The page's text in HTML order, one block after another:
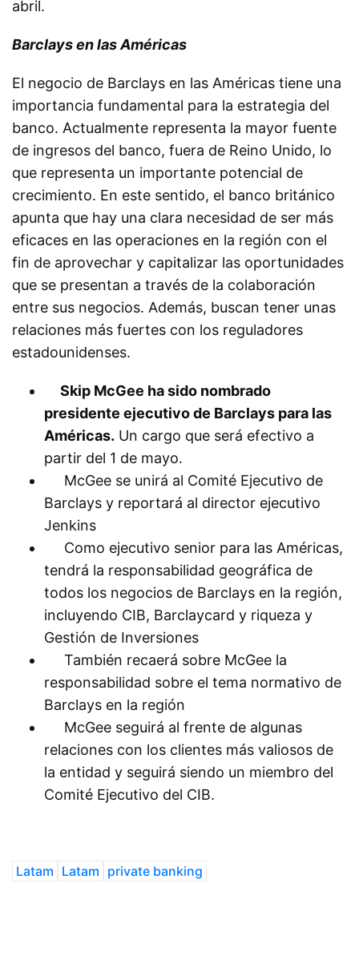
abril.
Barclays en las Américas
El negocio de Barclays en las Américas tiene una
importancia fundamental para la estrategia del
banco. Actualmente representa la mayor fuente
de ingresos del banco, fuera de Reino Unido, lo
que representa un importante potencial de
crecimiento. En este sentido, el banco británico
apunta que hay una clara necesidad de ser más
eficaces en las operaciones en la región con el
fin de aprovechar y capitalizar las oportunidades
que se presentan a través de la colaboración
entre sus negocios. Además, buscan tener unas
relaciones más fuertes con los reguladores
estadounidenses.
Skip McGee ha sido nombrado
presidente ejecutivo de Barclays para las
Américas. Un cargo que será efectivo a
partir del 1 de mayo.
McGee se unirá al Comité Ejecutivo de
Barclays y reportará al director ejecutivo
Jenkins
Como ejecutivo senior para las Américas,
tendrá la responsabilidad geográfica de
todos los negocios de Barclays en la región,
incluyendo CIB, Barclaycard y riqueza y
Gestión de Inversiones
También recaerá sobre McGee la
responsabilidad sobre el tema normativo de
Barclays en la región
McGee seguirá al frente de algunas
relaciones con los clientes más valiosos de
la entidad y seguirá siendo un miembro del
Comité Ejecutivo del CIB.
Latam Latam private banking